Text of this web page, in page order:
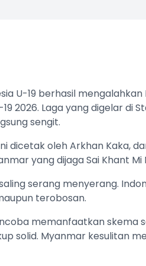
U-19 berhasil
2026. Laga yang digelar di
sengit.
dicetak oleh Arkhan Kaka,
yang dijaga Sai Khant Mi
serang menyerang.
terobosan.
memanfaatkan skema
solid. Myanmar kesulitan